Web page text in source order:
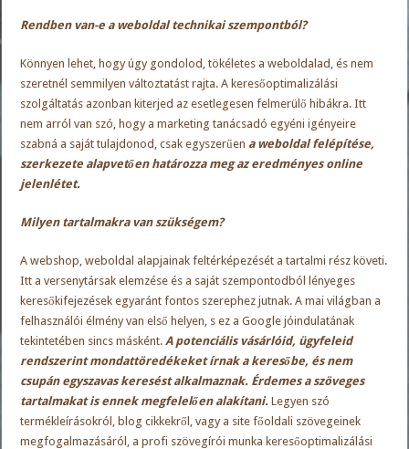
Rendben van-e a weboldal technikai szempontból?
Könnyen lehet, hogy úgy gondolod, tökéletes a weboldalad, és nem
szeretnél semmilyen változtatást rajta. A keresőoptimalizálási
szolgáltatás azonban kiterjed az esetlegesen felmerülő hibákra. Itt
nem arról van szó, hogy a marketing tanácsadó egyéni igényeire
szabná a saját tulajdonod, csak egyszerűen a weboldal felépítése,
szerkezete alapvetően határozza meg az eredményes online
jelenlétet.
Milyen tartalmakra van szükségem?
A webshop, weboldal alapjainak feltérképezését a tartalmi rész követi.
Itt a versenytársak elemzése és a saját szempontodból lényeges
keresőkifejezések egyaránt fontos szerephez jutnak. A mai világban a
felhasználói élmény van első helyen, s ez a Google jóindulatának
tekintetében sincs másként.A potenciális vásárlóid, ügyfeleid
rendszerint mondattöredékeket írnak a keresőbe, és nem
csupán egyszavas keresést alkalmaznak. Érdemes a szöveges
tartalmakat is ennek megfelelően alakítani. Legyen szó
termékleírásokról, blog cikkekről, vagy a site főoldali szövegeinek
megfogalmazásáról, a profi szövegírói munka keresőoptimalizálási